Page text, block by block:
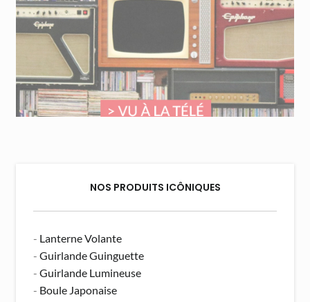
NOS PRODUITS ICÔNIQUES
- Lanterne Volante
-Guirlande Guinguette
-Guirlande Lumineuse
- Boule Japonaise